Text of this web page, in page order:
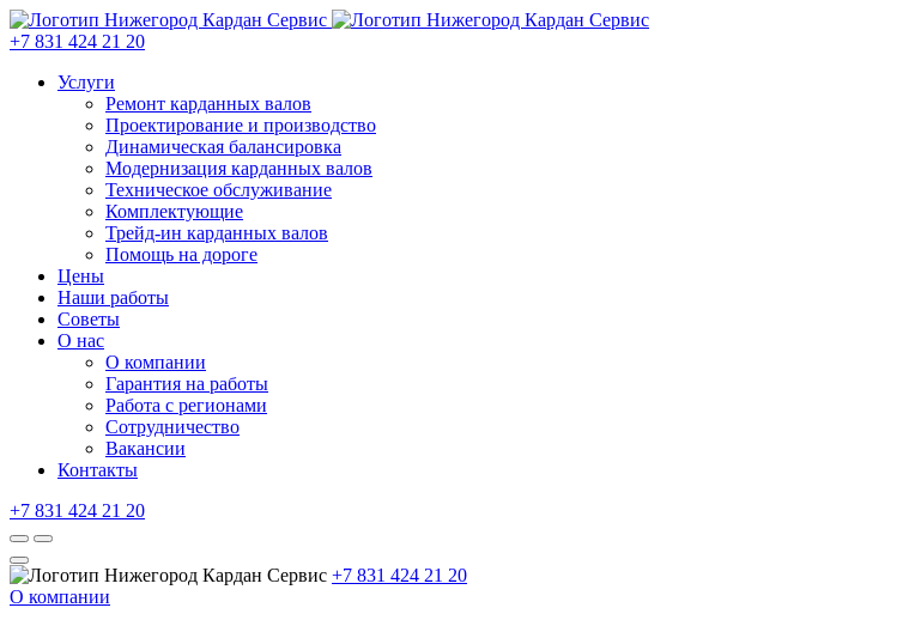
+7 831 424 21 20
Услуги
Ремонт карданных валов
Проектирование и производство
Динамическая балансировка
Модернизация карданных валов
Техническое обслуживание
Комплектующие
Трейд-ин карданных валов
Помощь на дороге
Цены
Наши работы
Советы
О нас
О компании
Гарантия на работы
Работа с регионами
Сотрудничество
Вакансии
Контакты
+7 831 424 21 20
+7 831 424 21 20
О компании